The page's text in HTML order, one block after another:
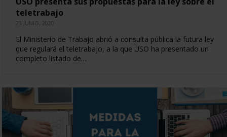
teletrabajo
23 JUNIO, 2020
El Ministerio de Trabajo abrió a consulta pública la futura ley
que regulará el teletrabajo, a la que USO ha presentado un
completo listado de…